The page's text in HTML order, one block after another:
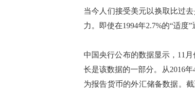
当今人们接受美元以换取比过
力。即使在1994年2.7%的“适度
中国央行公布的数据显示，11
长是该数据的一部分。从2016
为报告货币的外汇储备数据。